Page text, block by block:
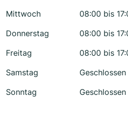
Mittwoch
08:00 bis
Donnerstag
08:00 bis
Freitag
08:00 bis
Samstag
Geschlossen
Sonntag
Geschlossen